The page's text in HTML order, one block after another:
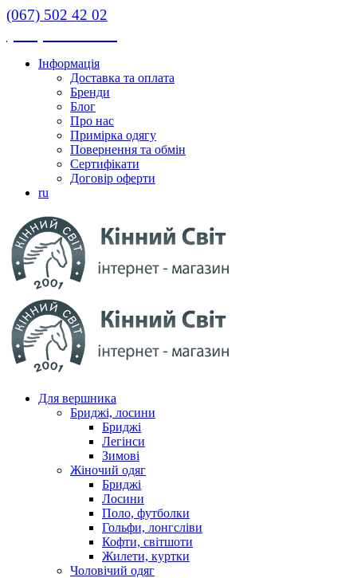
(067) 502 42 02
Інформація
Доставка та оплата
Бренди
Блог
Про нас
Примірка одягу
Повернення та обмін
Сертифікати
Договір оферти
ru
Для вершника
Бриджі, лосини
Бриджі
Легінси
Зимові
Жіночий одяг
Бриджі
Лосини
Поло, футболки
Гольфи, лонгсліви
Кофти, світшоти
Жилети, куртки
Чоловічий одяг